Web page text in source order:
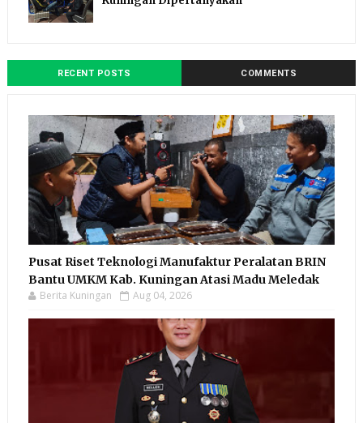
RECENT POSTS COMMENTS
Pusat Riset Teknologi Manufaktur Peralatan BRIN
Bantu UMKM Kab. Kuningan Atasi Madu Meledak
Berita Kuningan Aug 04, 2026